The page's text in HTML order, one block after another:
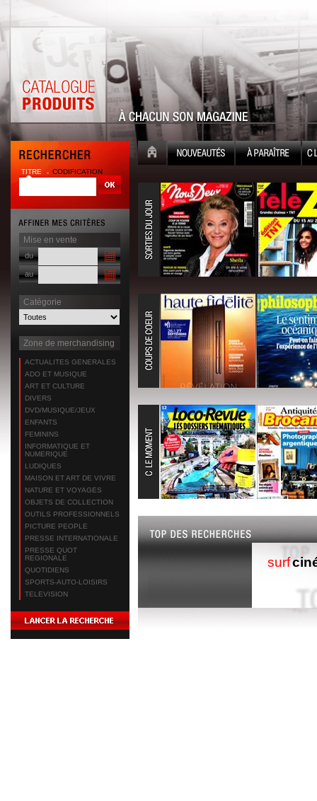
TITRE CODIFICATION
Mise en vente
du
au
Catégorie
Zone de merchandising
ACTUALITES GENERALES
ADO ET MUSIQUE
ART ET CULTURE
DIVERS
DVD/MUSIQUE/JEUX
ENFANTS
FEMININS
INFORMATIQUE ET
NUMERIQUE
LUDIQUES
MAISON ET ART DE VIVRE
NATURE ET VOYAGES
OBJETS DE COLLECTION
OUTILS PROFESSIONNELS
PICTURE PEOPLE
PRESSE INTERNATIONALE
PRESSE QUOT
REGIONALE
QUOTIDIENS
SPORTS-AUTO-LOISIRS
TELEVISION
surf